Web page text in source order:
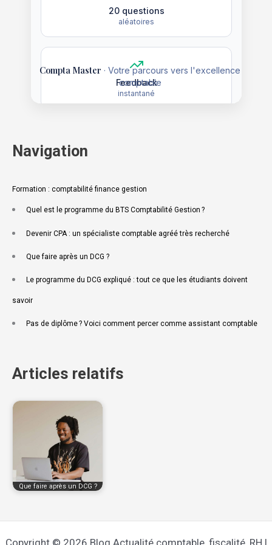
Navigation
Formation : comptabilité finance gestion
Quel est le programme du BTS Comptabilité Gestion ?
Devenir CPA : un spécialiste comptable agréé très recherché
Que faire après un DCG ?
Le programme du DCG expliqué : tout ce que les étudiants doivent
savoir
Pas de diplôme ? Voici comment percer comme assistant comptable
Articles relatifs
Que faire après un DCG ?